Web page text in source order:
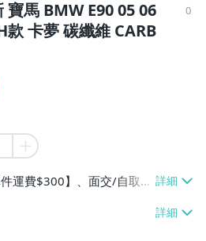
馬 BMW E90 05 06
卡夢 碳纖維 CARB
0
運費$300】、面交/自取/